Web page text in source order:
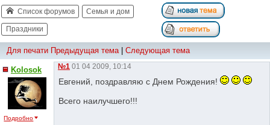
Список форумов Семья и дом
Праздники
Для печати Предыдущая тема| Следующая тема
Kolosok
Подробно
№1 01 04 2009, 10:14
Евгений, поздравляю с Днем Рождения!
Всего наилучшего!!!